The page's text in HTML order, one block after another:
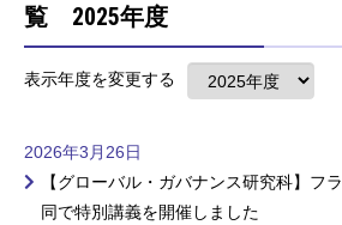
覧 2025年度
表示年度を変更する
2026年3月26日
【グローバル・ガバナンス研究科】フ
同で特別講義を開催しました